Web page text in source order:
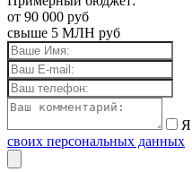
от 90 000 руб
свыше 5 МЛН руб
Я
своих персональных данных